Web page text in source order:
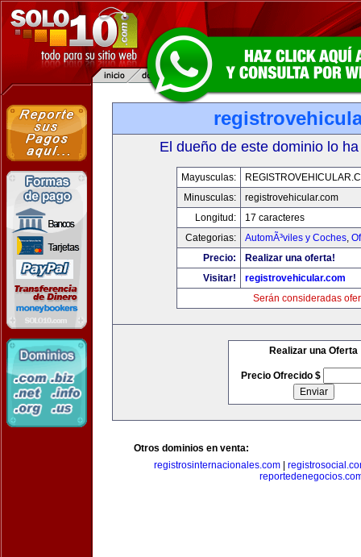
El dueño de este dominio lo
Mayusculas:
Minusculas:
registrovehicular.com
Longitud:
17 caracteres
Categorias:
AutomÃ³viles y Coches,
Precio:
Realizar una oferta!
Visitar!
registrovehicular.com
Serán consideradas
Realizar una Oferta
Precio Ofrecido $
Otros dominios en venta:
registrosinternacionales.com